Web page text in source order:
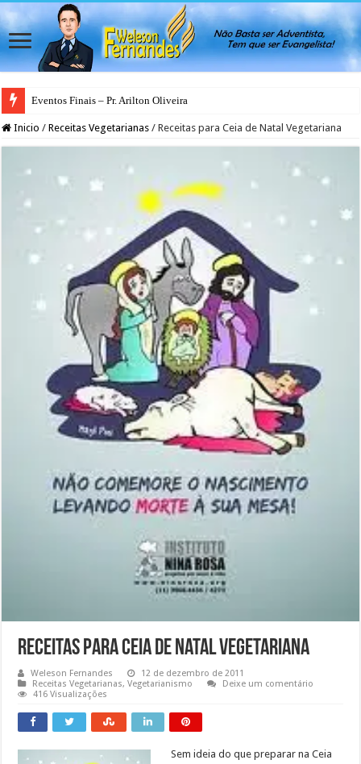
Eventos Finais – Pr. Arilton Oliveira
Inicio / Receitas Vegetarianas / Receitas para Ceia de Natal Vegetariana
Receitas para Ceia de Natal Vegetariana
Weleson Fernandes
12 de dezembro de 2011
Receitas Vegetarianas,Vegetarianismo
Deixe um comentário
416 Visualizações
Sem ideia do que preparar na Ceia